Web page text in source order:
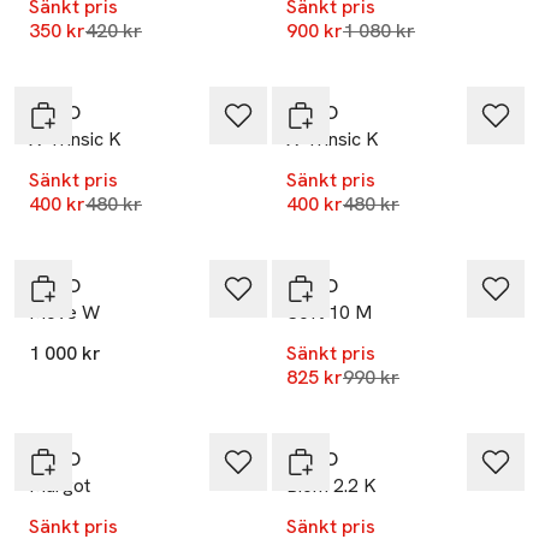
Sänkt pris
350 krLägsta pris 30 dagar
420 kr
Sänkt pris
900 krLägsta pris 30 dagar
1 080 kr
ECCO
X-Trinsic K
Sänkt pris
400 krLägsta pris 30 dagar
480 kr
ECCO
X-Trinsic K
Sänkt pris
400 krLägsta pris 30 dagar
480 kr
ECCO
Move W
1 000 kr
ECCO
Soft 10 M
Sänkt pris
825 krLägsta pris 30 dagar
990 kr
ECCO
Margot
Sänkt pris
ECCO
Biom 2.2 K
Sänkt pris